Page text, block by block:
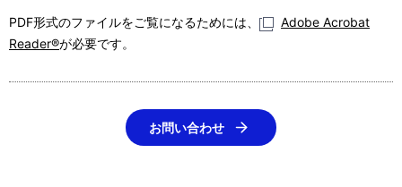
PDF形式のファイルをご覧になるためには、
Adobe Acrobat
Reader®が必要です。
お問い合わせ